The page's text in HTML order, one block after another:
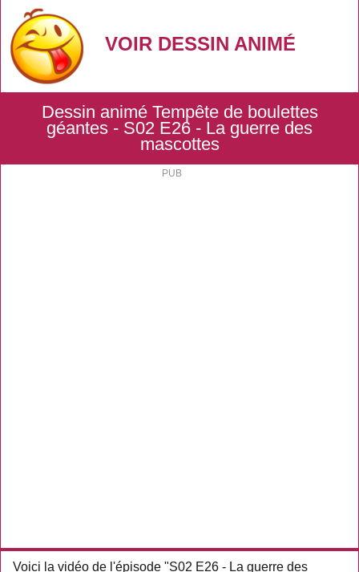
VOIR DESSIN ANIMÉ
Dessin animé Tempête de boulettes
géantes - S02 E26 - La guerre des
mascottes
Voici la vidéo de l'épisode "S02 E26 - La guerre des